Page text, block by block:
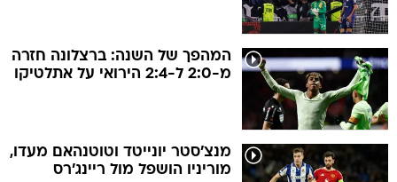
המהפך של השנה: ברצלונה חזרה
מ-2:0 ל-2:4 הירואי על אתלטיקו
מנצ'סטר יונייטד וטוטנהאם מעדו,
מוריניו הושפל מול ריינג'רס